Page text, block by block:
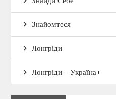
Знайомтеся
Лонгріди
Лонгріди – Україна+